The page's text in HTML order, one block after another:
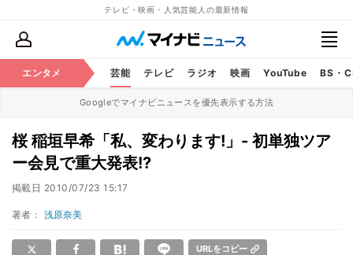
テレビ・映画・人気芸能人の最新情報
エンタメ 芸能 テレビ ラジオ 映画 YouTube BS・
Googleでマイナビニュースを優先表示する方法
桜 稲垣早希「私、変わります!」- 初単独ツア
ー会見で重大発表!?
掲載日 2010/07/23 15:17
著者： 浅原奈美
URLをコピー